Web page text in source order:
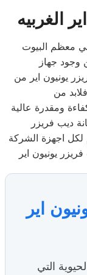
الغربيه
معظم البيوت
وجود جهاز
يونيون اير من
من
ومقدرة عالية
ديب فريزر
لكل اجهزة الشركة
اير
التي